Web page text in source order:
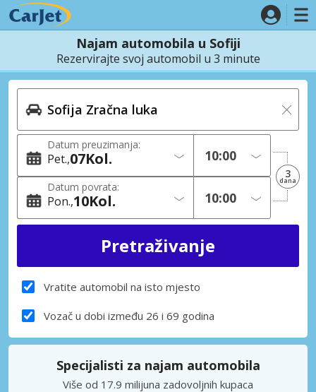
Najam automobila u Sofiji
Rezervirajte svoj automobil u 3 minute
Datum preuzimanja:
Pet. 07Kol.
Datum povrata:
Pon. 10Kol.
3
dana
Vratite automobil na isto mjesto
Vozač u dobi između 26 i 69 godina
Specijalisti za najam automobila
Više od 17.9 milijuna zadovoljnih kupaca